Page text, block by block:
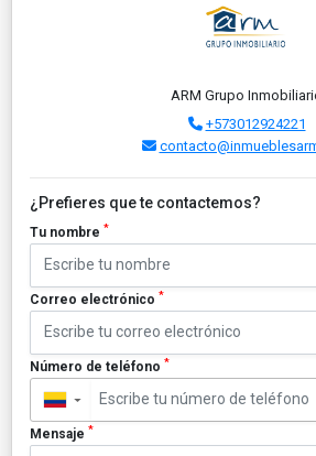
ARM Grupo
+573012924221
¿Prefieres que te contactemos?
Tu nombre *
Correo electrónico *
Número de teléfono *
▼
Mensaje *